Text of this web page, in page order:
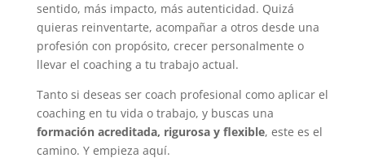
sentido, más impacto, más autenticidad. Quizá
quieras reinventarte, acompañar a otros desde una
profesión con propósito, crecer personalmente o
llevar el coaching a tu trabajo actual.
Tanto si deseas ser coach profesional como aplicar el
coaching en tu vida o trabajo, y buscas una
formación acreditada, rigurosa y flexible, este es el
camino. Y empieza aquí.